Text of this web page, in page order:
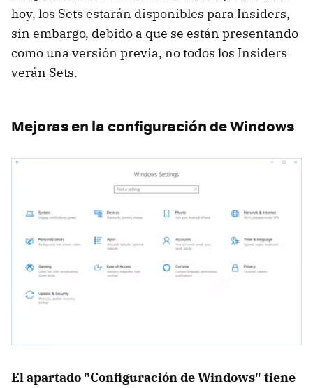
hoy, los Sets estarán disponibles para Insiders,
sin embargo, debido a que se están presentando
como una versión previa, no todos los Insiders
verán Sets.
Mejoras en la configuración de Windows
El apartado "Configuración de Windows" tiene